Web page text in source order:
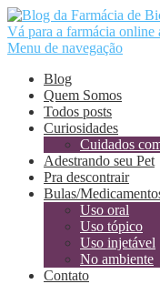
Vá para a farmácia online
Menu de navegação
Blog
Quem Somos
Todos posts
Curiosidades
Cuidados
Adestrando seu Pet
Pra descontrair
Bulas/
Uso oral
Uso tópico
Uso injetável
No ambiente
Contato